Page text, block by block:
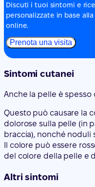
Discuti i tuoi sintomi e
personalizzate in base
online.
Prenota una visita
Sintomi cutanei
Anche la pelle è spesso
Questo può causare la
dolorose sulla pelle (in
braccia), nonché noduli
Il colore può essere
del colore della pelle e
Altri sintomi